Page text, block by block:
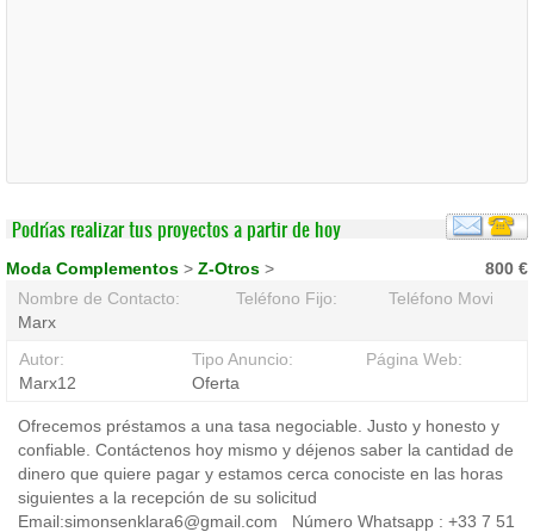
Podrías realizar tus proyectos a partir de hoy
800 €
Moda Complementos > Z-Otros >
Nombre de Contacto:
Marx
Teléfono Fijo: Teléfono Movil:
Autor:
Marx12
Tipo Anuncio:
Oferta
Página Web:
Ofrecemos préstamos a una tasa negociable. Justo y honesto y
confiable. Contáctenos hoy mismo y déjenos saber la cantidad de
dinero que quiere pagar y estamos cerca conociste en las horas
siguientes a la recepción de su solicitud
Email:simonsenklara6@gmail.com Número Whatsapp : +33 7 51